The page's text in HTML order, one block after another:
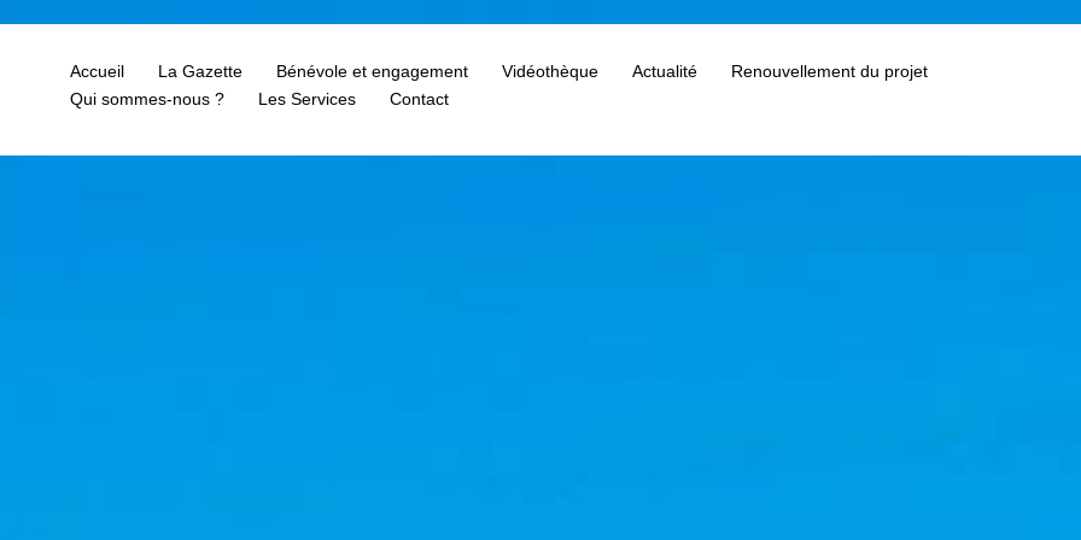
Accueil La Gazette Bénévole et engagement Vidéothèque Actualité
Renouvellement du projet
Qui sommes-nous ?
Les Services Contact